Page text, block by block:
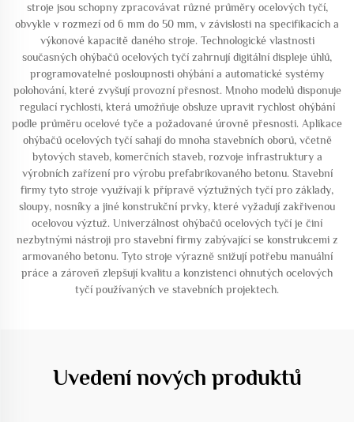
stroje jsou schopny zpracovávat různé průměry ocelových tyčí,
obvykle v rozmezí od 6 mm do 50 mm, v závislosti na specifikacích a
výkonové kapacitě daného stroje. Technologické vlastnosti
současných ohýbačů ocelových tyčí zahrnují digitální displeje úhlů,
programovatelné posloupnosti ohýbání a automatické systémy
polohování, které zvyšují provozní přesnost. Mnoho modelů disponuje
regulací rychlosti, která umožňuje obsluze upravit rychlost ohýbání
podle průměru ocelové tyče a požadované úrovně přesnosti. Aplikace
ohýbačů ocelových tyčí sahají do mnoha stavebních oborů, včetně
bytových staveb, komerčních staveb, rozvoje infrastruktury a
výrobních zařízení pro výrobu prefabrikovaného betonu. Stavební
firmy tyto stroje využívají k přípravě výztužných tyčí pro základy,
sloupy, nosníky a jiné konstrukční prvky, které vyžadují zakřivenou
ocelovou výztuž. Univerzálnost ohýbačů ocelových tyčí je činí
nezbytnými nástroji pro stavební firmy zabývající se konstrukcemi z
armovaného betonu. Tyto stroje výrazně snižují potřebu manuální
práce a zároveň zlepšují kvalitu a konzistenci ohnutých ocelových
tyčí používaných ve stavebních projektech.
Uvedení nových produktů